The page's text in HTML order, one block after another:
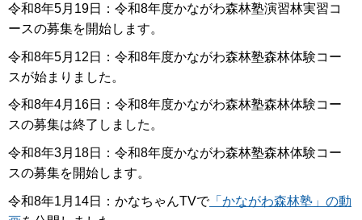
令和8年5月19日：令和8年度かながわ森林塾演習林実習コ
ースの募集を開始します。
令和8年5月12日：令和8年度かながわ森林塾森林体験コー
スが始まりました。
令和8年4月16日：令和8年度かながわ森林塾森林体験コー
スの募集は終了しました。
令和8年3月18日：令和8年度かながわ森林塾森林体験コー
スの募集を開始します。
令和8年1月14日：かなちゃんTVで「かながわ森林塾」の動